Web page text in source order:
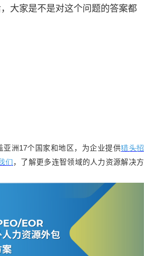
大家是不是对这个问题的答案都
亚洲17个国家和地区，为企业提供猎头招
们，了解更多连智领域的人力资源解决方